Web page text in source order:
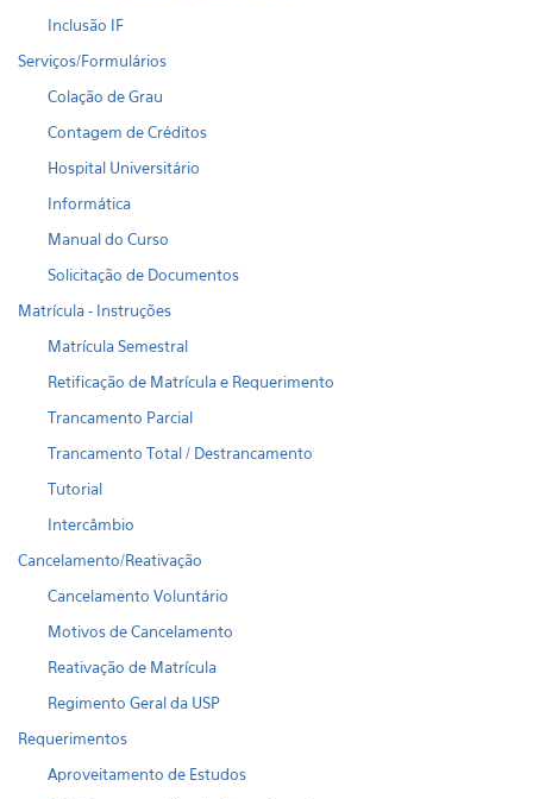
Inclusão IF
Serviços/Formulários
Colação de Grau
Contagem de Créditos
Hospital Universitário
Informática
Manual do Curso
Solicitação de Documentos
Matrícula - Instruções
Matrícula Semestral
Retificação de Matrícula e Requerimento
Trancamento Parcial
Trancamento Total / Destrancamento
Tutorial
Intercâmbio
Cancelamento/Reativação
Cancelamento Voluntário
Motivos de Cancelamento
Reativação de Matrícula
Regimento Geral da USP
Requerimentos
Aproveitamento de Estudos